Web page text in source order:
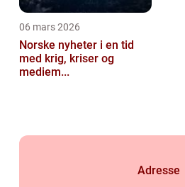
06 mars 2026
Norske nyheter i en tid
med krig, kriser og
mediem...
Adresse